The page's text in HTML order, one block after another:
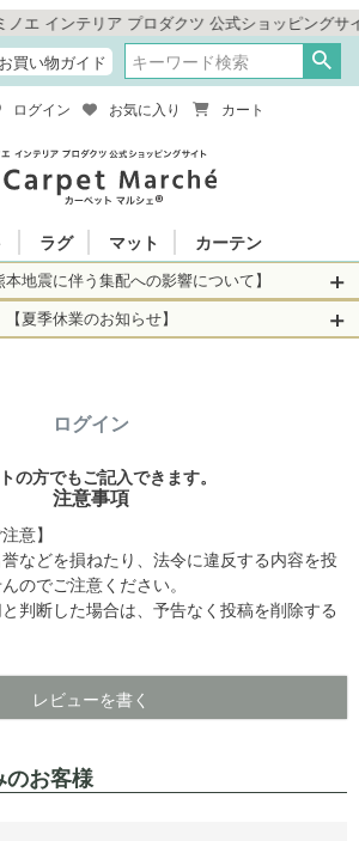
テリア プロダクツ 公式ショッピングサイト「
お買い物ガイド
ログイン お気に入り カート
ラグ マット カーテン
本地震に伴う集配への影響について】
より、お亡くなりになられた方々に深く
。 この地震の影響により、現在、一
遅れが生じている地域】
のお荷物
お荷物
や交通規制などにより、対象地域や
変更となる場合がございます。
おかけいたしますが、何卒ご理解賜
【夏季休業のお知らせ】
日(火)～2026年8月16日(日)
しては自動返信メールは届きますが、
ねます。 休業明けから順次送信させて
ろしくお願いいたします。
となりますため、休業期間中のご注文
8月18日(火) 以降となります。
、詳しくはこちらから
ログイン
の方でもご記入できます。
注意事項
意】
などを損ねたり、法令に違反する内容を投
のでご注意ください。
判断した場合は、予告なく投稿を削除する
レビューを書く
のお客様